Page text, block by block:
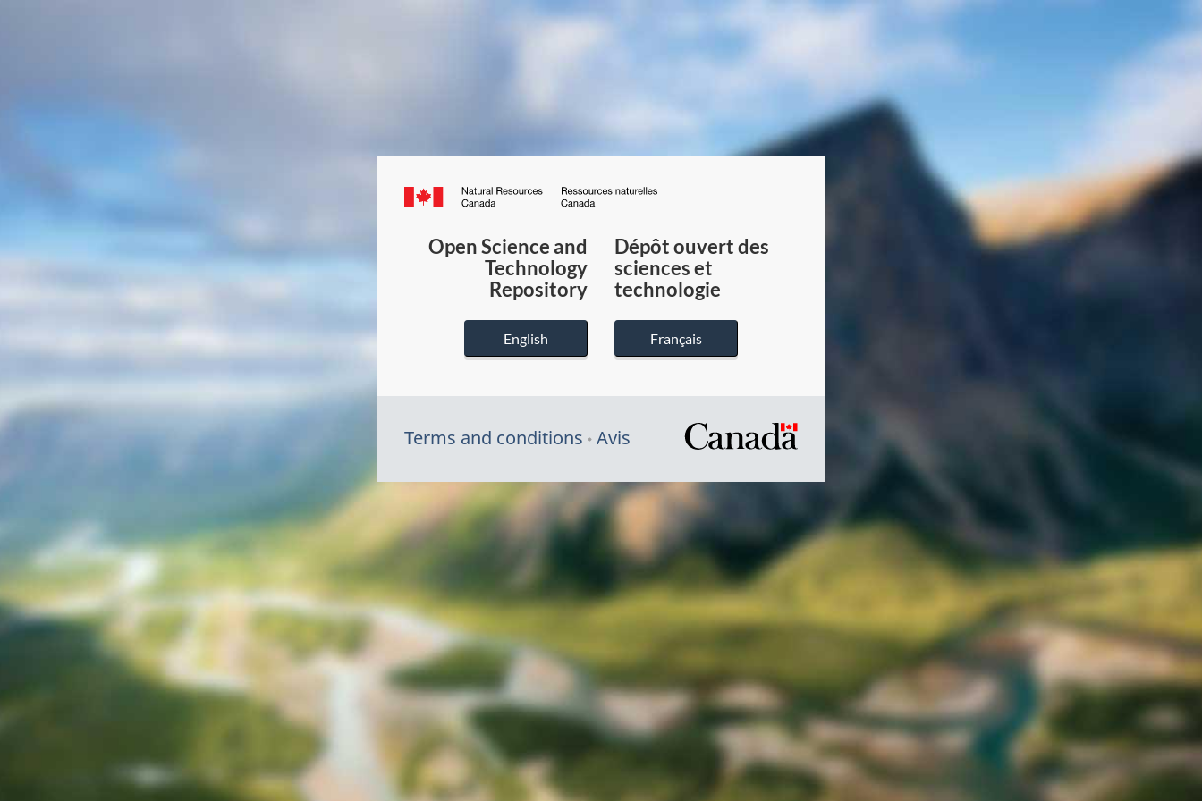
Canada.ca
du
Canada
Open Science and
Technology
Repository
English
Dépôt ouvert des
sciences et
technologie
Français
Terms and conditions Avis
/
gouvernement
du